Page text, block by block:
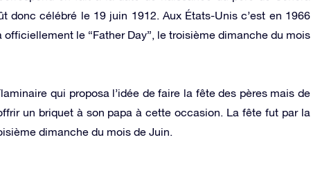
donc célébré le 19 juin 1912. Aux États-Unis c’est en 1966
le “Father Day”, le troisième dimanche du mois
qui proposa l’idée de faire la fête des pères mais de
un briquet à son papa à cette occasion. La fête fut par la
dimanche du mois de Juin.